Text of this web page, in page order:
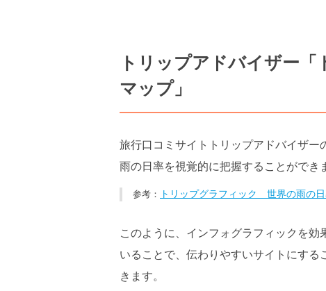
トリップアドバイザー
マップ」
旅行口コミサイトトリップアドバイザ
雨の日率を視覚的に把握することができ
トリップグラフィック 世界の雨の
このように、インフォグラフィックを効
いることで、伝わりやすいサイトにする
きます。